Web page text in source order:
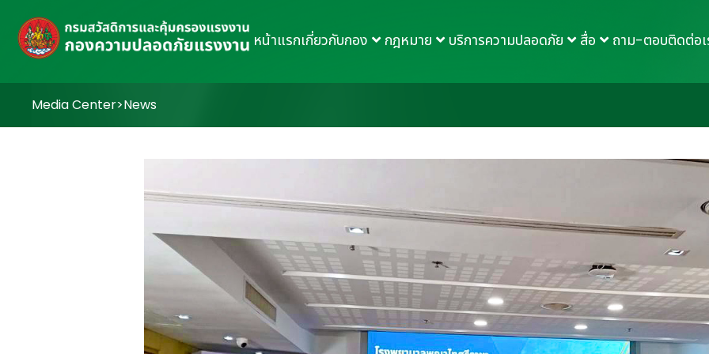
หน้าแรกเกี่ยวกับกอง กฎหมาย บริการความปลอดภัย สื่อ ถาม-ตอบติดต่อเ
Media Center>News